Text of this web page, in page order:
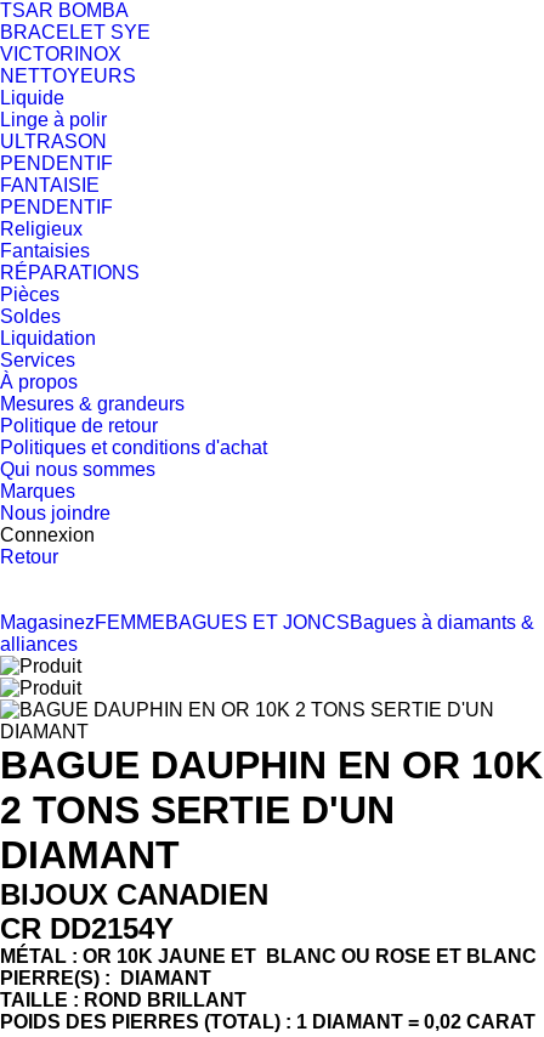
TSAR BOMBA
BRACELET SYE
VICTORINOX
NETTOYEURS
Liquide
Linge à polir
ULTRASON
PENDENTIF
FANTAISIE
PENDENTIF
Religieux
Fantaisies
RÉPARATIONS
Pièces
Soldes
Liquidation
Services
À propos
Mesures & grandeurs
Politique de retour
Politiques et conditions d'achat
Qui nous sommes
Marques
Nous joindre
Connexion
Retour
MagasinezFEMMEBAGUES ET JONCSBagues à diamants &
alliances
BAGUE DAUPHIN EN OR 10K
2 TONS SERTIE D'UN
DIAMANT
BIJOUX CANADIEN
CR DD2154Y
MÉTAL : OR 10K JAUNE ET BLANC OU ROSE ET BLANC
PIERRE(S) : DIAMANT
TAILLE : ROND BRILLANT
POIDS DES PIERRES (TOTAL) : 1 DIAMANT = 0,02 CARAT